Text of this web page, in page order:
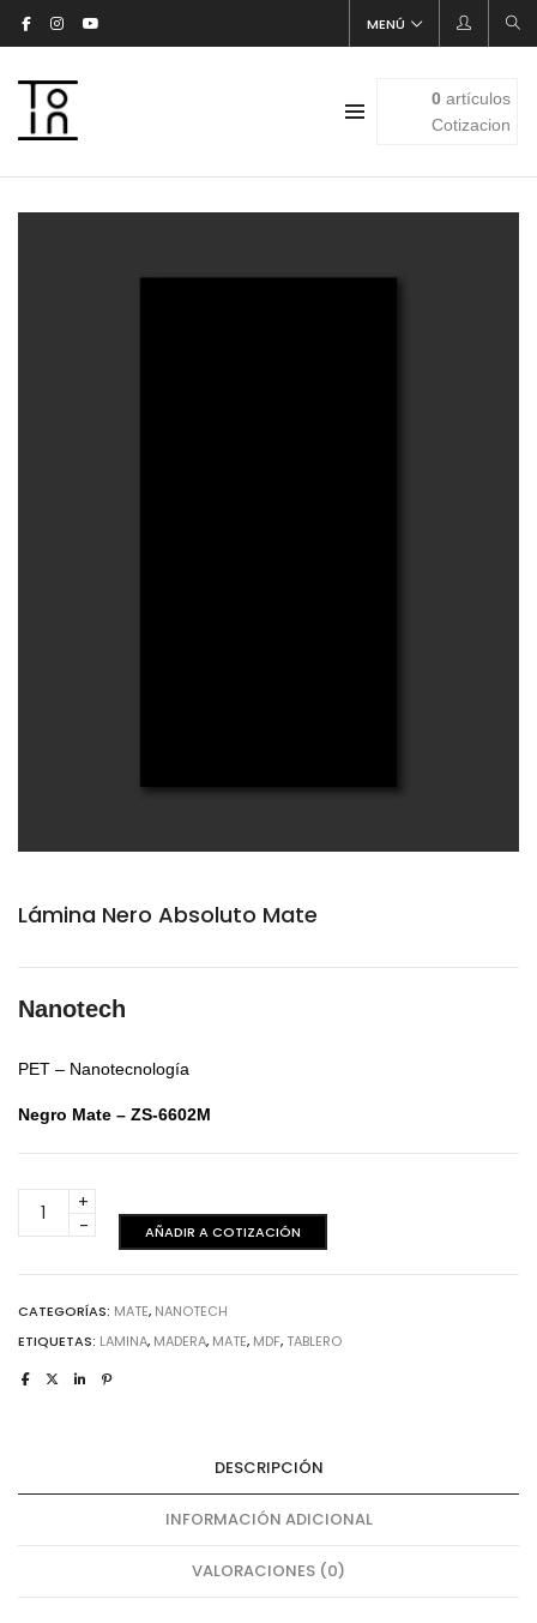
MENÚ
0artículos
Cotizacion
Lámina Nero Absoluto Mate
Nanotech
PET – Nanotecnología
Negro Mate – ZS-6602M
Nero
cantidad
AÑADIR A COTIZACIÓN
CATEGORÍAS: MATE, NANOTECH
ETIQUETAS: LAMINA, MADERA, MATE, MDF, TABLERO
DESCRIPCIÓN
INFORMACIÓN ADICIONAL
VALORACIONES (0)